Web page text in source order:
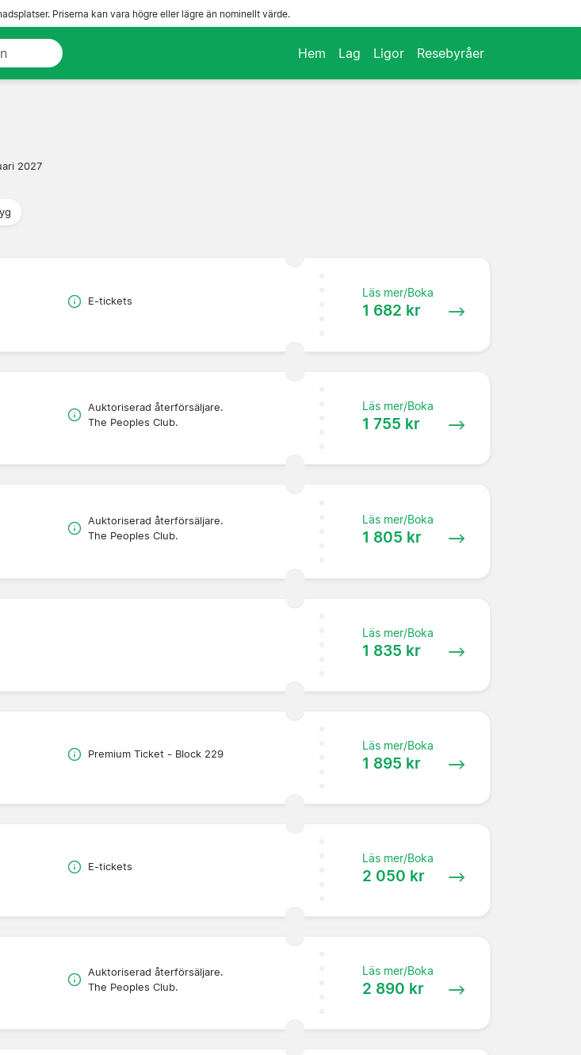
Priserna kan vara högre eller lägre än nominellt värde.
Hem Lag Ligor Resebyråer
2027
E-tickets
Läs mer/Boka
1 682 kr
Auktoriserad återförsäljare.
The Peoples Club.
Läs mer/Boka
1 755 kr
Auktoriserad återförsäljare.
The Peoples Club.
Läs mer/Boka
1 805 kr
Läs mer/Boka
1 835 kr
Premium Ticket - Block 229
Läs mer/Boka
1 895 kr
E-tickets
Läs mer/Boka
2 050 kr
Auktoriserad återförsäljare.
The Peoples Club.
Läs mer/Boka
2 890 kr